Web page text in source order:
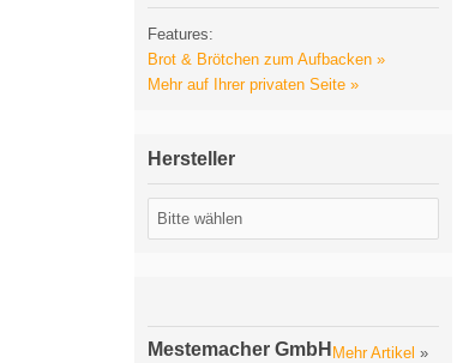
Features:
Brot & Brötchen zum Aufbacken »
Mehr auf Ihrer privaten Seite »
Hersteller
Mestemacher GmbH Mehr Artikel »